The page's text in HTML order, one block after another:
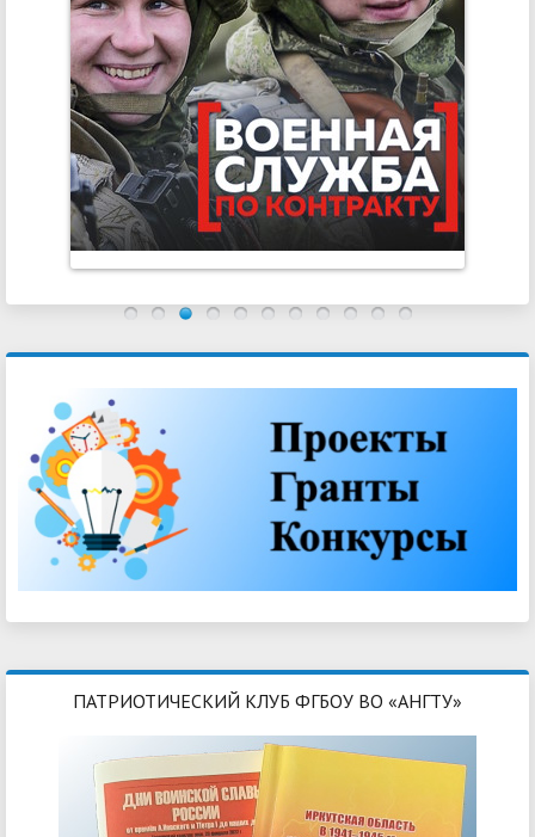
ПАТРИОТИЧЕСКИЙ КЛУБ ФГБОУ ВО «АНГТУ»